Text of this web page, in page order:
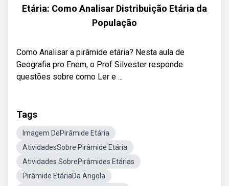
Etária: Como Analisar Distribuição Etária da
População
Como Analisar a pirâmide etária? Nesta aula de
Geografia pro Enem, o Prof Silvester responde
questões sobre como Ler e ...
Tags
Imagem DePirâmide Etária
AtividadesSobre Pirâmide Etária
Atividades SobrePirâmides Etárias
Pirâmide EtáriaDa Angola